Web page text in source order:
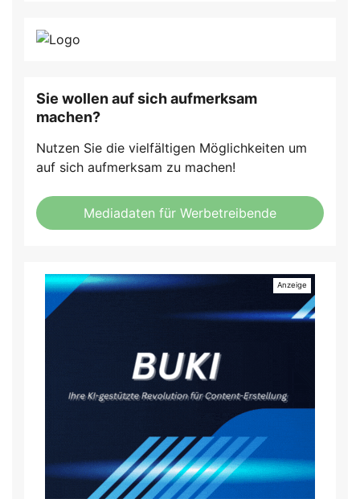
Sie wollen auf sich aufmerksam
machen?
Nutzen Sie die vielfältigen Möglichkeiten um
auf sich aufmerksam zu machen!
Mediadaten für Werbetreibende